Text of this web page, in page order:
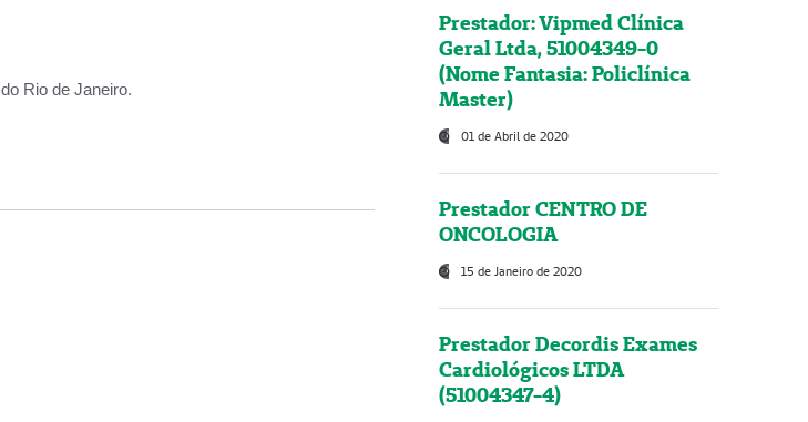
Rio de Janeiro.
Prestador: Vipmed Clínica
Geral Ltda, 51004349-0
(Nome Fantasia: Policlínica
Master)
01 de Abril de 2020
Prestador CENTRO DE
ONCOLOGIA
15 de Janeiro de 2020
Prestador Decordis Exames
Cardiológicos LTDA
(51004347-4)